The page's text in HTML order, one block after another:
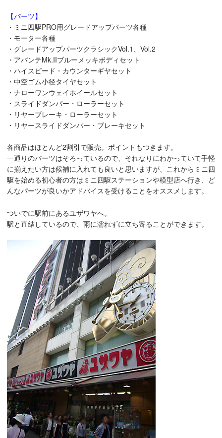
【パーツ】
・ミニ四駆PRO用グレードアップパーツ各種
・モーター各種
・グレードアップパーツクラシックVol.1、Vol.2
・アバンテMk.IIブルーメッキボディセット
・ハイスピード・カウンターギヤセット
・中空ゴム小径タイヤセット
・ナローワンウェイホイールセット
・スライドダンパー・ローラーセット
・リヤーブレーキ・ローラーセット
・リヤースライドダンパー・ブレーキセット
各商品はほとんど2割引で販売。ポイントもつきます。
一通りのパーツはそろっているので、それなりにわかっていて手軽
に揃えたい方は候補に入れても良いと思いますが、これからミニ四
駆を始める初心者の方はミニ四駆ステーションや模型店へ行き、ど
んなパーツが良いかアドバイスを受けることをオススメします。
ついでに駅前にあるユザワヤへ。
駅と直結しているので、雨に濡れずに立ち寄ることができます。